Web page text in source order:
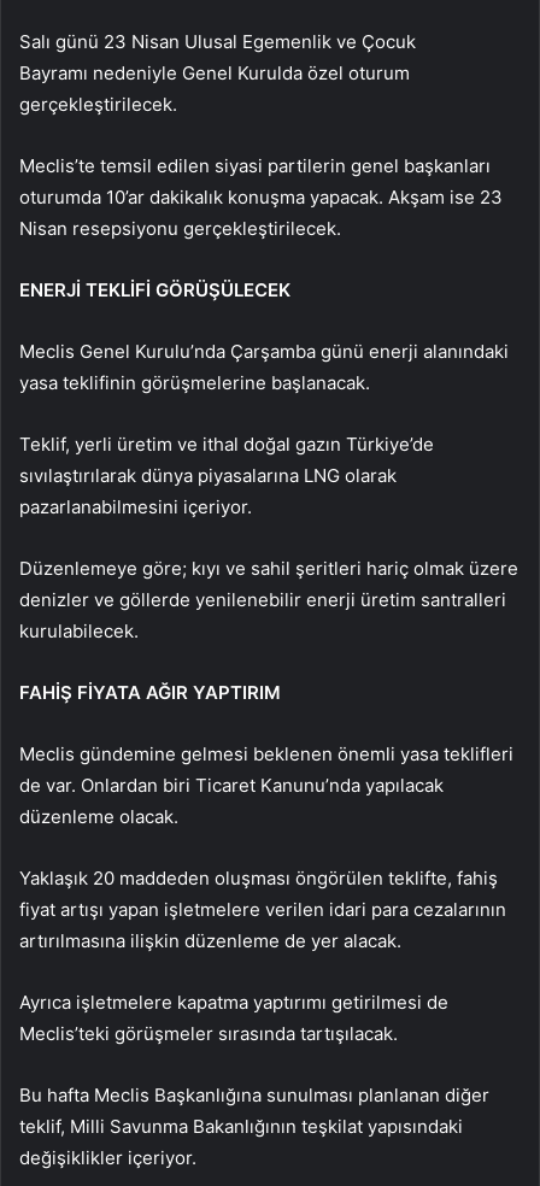
Salı günü 23 Nisan Ulusal Egemenlik ve Çocuk
Bayramı nedeniyle Genel Kurulda özel oturum
gerçekleştirilecek.
Meclis’te temsil edilen siyasi partilerin genel başkanları
oturumda 10’ar dakikalık konuşma yapacak. Akşam ise 23
Nisan resepsiyonu gerçekleştirilecek.
ENERJİ TEKLİFİ GÖRÜŞÜLECEK
Meclis Genel Kurulu’nda Çarşamba günü enerji alanındaki
yasa teklifinin görüşmelerine başlanacak.
Teklif, yerli üretim ve ithal doğal gazın Türkiye’de
sıvılaştırılarak dünya piyasalarına LNG olarak
pazarlanabilmesini içeriyor.
Düzenlemeye göre; kıyı ve sahil şeritleri hariç olmak üzere
denizler ve göllerde yenilenebilir enerji üretim santralleri
kurulabilecek.
FAHİŞ FİYATA AĞIR YAPTIRIM
Meclis gündemine gelmesi beklenen önemli yasa teklifleri
de var. Onlardan biri Ticaret Kanunu’nda yapılacak
düzenleme olacak.
Yaklaşık 20 maddeden oluşması öngörülen teklifte, fahiş
fiyat artışı yapan işletmelere verilen idari para cezalarının
artırılmasına ilişkin düzenleme de yer alacak.
Ayrıca işletmelere kapatma yaptırımı getirilmesi de
Meclis’teki görüşmeler sırasında tartışılacak.
Bu hafta Meclis Başkanlığına sunulması planlanan diğer
teklif, Milli Savunma Bakanlığının teşkilat yapısındaki
değişiklikler içeriyor.